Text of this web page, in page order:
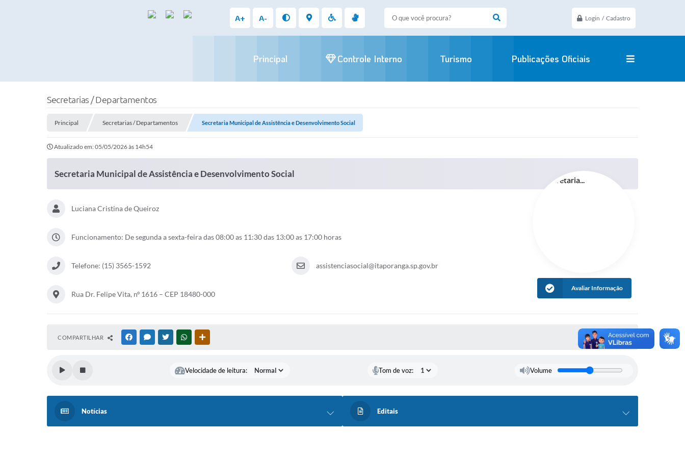
Login / Cadastro
A+ A-
Principal Controle Interno Turismo Publicações Oficiais
Secretarias / Departamentos
Principal Secretarias / Departamentos Secretaria Municipal de Assistência e Desenvolvimento Social
Atualizado em: 05/05/2026 às 14h54
Secretaria Municipal de Assistência e Desenvolvimento Social
Luciana Cristina de Queiroz
Funcionamento: De segunda a sexta-feira das 08:00 as 11:30 das 13:00 as 17:00 horas
Telefone: (15) 3565-1592 assistenciasocial@itaporanga.sp.gov.br
Rua Dr. Felipe Vita, nº 1616 – CEP 18480-000
Avaliar Informação
COMPARTILHAR FACEBOOKMESSENGER
TWITTERWHATSAPP
Velocidade de leitura: Tom de voz: Volume
Notícias Editais